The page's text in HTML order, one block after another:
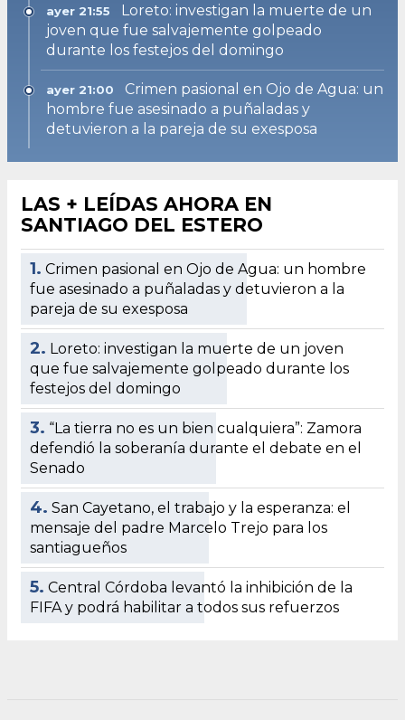
ayer 21:55
Loreto: investigan la muerte de un
joven que fue salvajemente golpeado
durante los festejos del domingo
ayer 21:00
Crimen pasional en Ojo de Agua: un
hombre fue asesinado a puñaladas y
detuvieron a la pareja de su exesposa
LAS + LEÍDAS AHORA EN
SANTIAGO DEL ESTERO
1. Crimen pasional en Ojo de Agua: un hombre
fue asesinado a puñaladas y detuvieron a la
pareja de su exesposa
2. Loreto: investigan la muerte de un joven
que fue salvajemente golpeado durante los
festejos del domingo
3. “La tierra no es un bien cualquiera”: Zamora
defendió la soberanía durante el debate en el
Senado
4. San Cayetano, el trabajo y la esperanza: el
mensaje del padre Marcelo Trejo para los
santiagueños
5. Central Córdoba levantó la inhibición de la
FIFA y podrá habilitar a todos sus refuerzos